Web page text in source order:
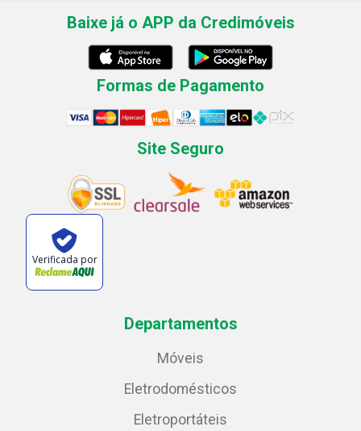
Baixe já o APP da Credimóveis
Formas de Pagamento
Site Seguro
Verificada por
Departamentos
Móveis
Eletrodomésticos
Eletroportáteis